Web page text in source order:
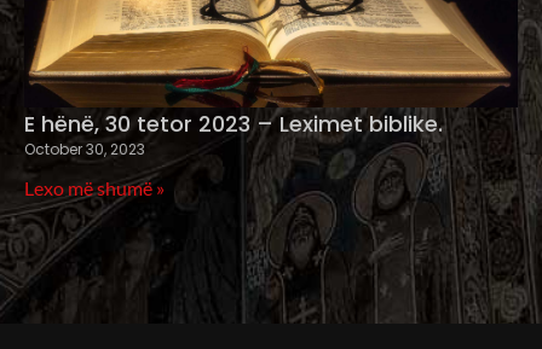
E hënë, 30 tetor 2023 – Leximet biblike.
October 30, 2023
Lexo më shumë »